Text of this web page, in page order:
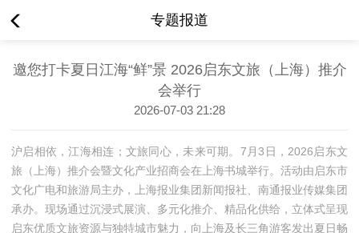
专题报道
邀您打卡夏日江海“鲜”景 2026启东文旅（上海）推介
会举行
2026-07-03 21:28
沪启相依，江海相连；文旅同心，未来可期。7月3日，2026启东文
旅（上海）推介会暨文化产业招商会在上海书城举行。活动由启东市
文化广电和旅游局主办，上海报业集团新闻报社、南通报业传媒集团
承办。现场通过沉浸式展演、多元化推介、精品化供给，立体式呈现
启东优质文旅资源与独特城市魅力，向上海及长三角游客发出夏日畅